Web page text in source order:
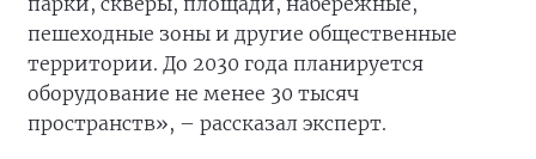
пешеходные зоны и другие общественные
территории. До 2030 года планируется
оборудование не менее 30 тысяч
пространств», – рассказал эксперт.